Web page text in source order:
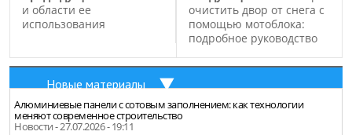
и области ее
использования
очистить двор от снега с
помощью мотоблока:
подробное руководство
Новые материалы
Алюминиевые панели с сотовым заполнением: как технологии
меняют современное строительство
Новости - 27.07.2026 - 19:11